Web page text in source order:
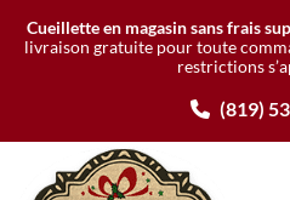
Cueillette en magasin sans frais
livraison gratuite pour toute
restrictions
(819)